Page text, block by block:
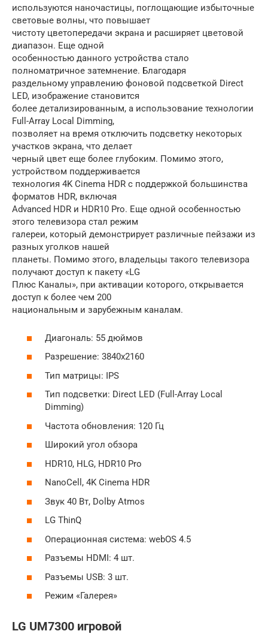
используются наночастицы, поглощающие избыточные
световые волны, что повышает
чистоту цветопередачи экрана и расширяет цветовой
диапазон. Еще одной
особенностью данного устройства стало
полноматричное затемнение. Благодаря
раздельному управлению фоновой подсветкой Direct
LED, изображение становится
более детализированным, а использование технологии
Full-Array Local Dimming,
позволяет на время отключить подсветку некоторых
участков экрана, что делает
черный цвет еще более глубоким. Помимо этого,
устройством поддерживается
технология 4K Cinema HDR с поддержкой большинства
форматов HDR, включая
Advanced HDR и HDR10 Pro. Еще одной особенностью
этого телевизора стал режим
галереи, который демонстрирует различные пейзажи из
разных уголков нашей
планеты. Помимо этого, владельцы такого телевизора
получают доступ к пакету «LG
Плюс Каналы», при активации которого, открывается
доступ к более чем 200
национальным и зарубежным каналам.
Диагональ: 55 дюймов
Разрешение: 3840х2160
Тип матрицы: IPS
Тип подсветки: Direct LED (Full-Array Local
Dimming)
Частота обновления: 120 Гц
Широкий угол обзора
HDR10, HLG, HDR10 Pro
NanoCell, 4K Cinema HDR
Звук 40 Вт, Dolby Atmos
LG ThinQ
Операционная система: webOS 4.5
Разъемы HDMI: 4 шт.
Разъемы USB: 3 шт.
Режим «Галерея»
LG UM7300 игровой